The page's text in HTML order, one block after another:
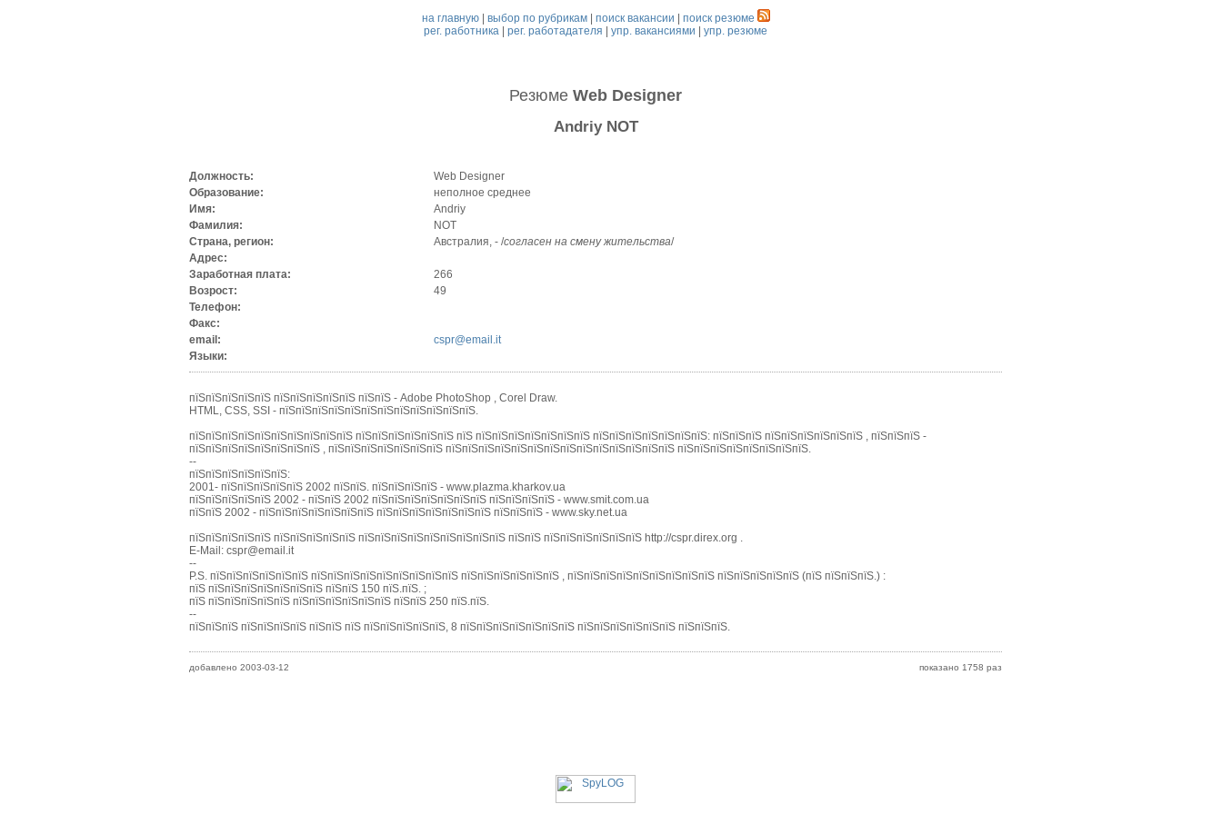
на главную| выбор по рубрикам| поиск вакансии
поиск резюме
рег. работника |рег. работадателя |упр. вакансиями |упр. резюме
РезюмеWeb Designer
Andriy NOT
Должность:
Web Designer
Образование:
неполное среднее
Имя:
Andriy
Фамилия:
NOT
Страна, регион:
Австралия, - /согласен на смену жительства/
Адрес:
Заработная плата:
266
Возрост:
49
Телефон:
Факс:
email:
cspr@email.it
Языки:
пїЅпїЅпїЅпїЅпїЅ пїЅпїЅпїЅпїЅпїЅ пїЅпїЅ - Adobe PhotoShop , Corel Draw.
HTML, CSS, SSI - пїЅпїЅпїЅпїЅпїЅпїЅпїЅпїЅпїЅпїЅпїЅпїЅ.
пїЅпїЅпїЅпїЅпїЅпїЅпїЅпїЅпїЅпїЅ пїЅпїЅпїЅпїЅпїЅпїЅ пїЅ пїЅпїЅпїЅпїЅпїЅпїЅпїЅ пїЅпїЅпїЅпїЅпїЅпїЅпїЅ: пїЅпїЅпїЅ пїЅпїЅпїЅпїЅпїЅпїЅ , пїЅпїЅпїЅ -
пїЅпїЅпїЅпїЅпїЅпїЅпїЅпїЅ , пїЅпїЅпїЅпїЅпїЅпїЅпїЅ пїЅпїЅпїЅпїЅпїЅпїЅпїЅпїЅпїЅпїЅпїЅпїЅпїЅпїЅ пїЅпїЅпїЅпїЅпїЅпїЅпїЅпїЅ.
--
пїЅпїЅпїЅпїЅпїЅпїЅ:
2001- пїЅпїЅпїЅпїЅпїЅ 2002 пїЅпїЅ. пїЅпїЅпїЅпїЅ - www.plazma.kharkov.ua
пїЅпїЅпїЅпїЅпїЅ 2002 - пїЅпїЅ 2002 пїЅпїЅпїЅпїЅпїЅпїЅпїЅ пїЅпїЅпїЅпїЅ - www.smit.com.ua
пїЅпїЅ 2002 - пїЅпїЅпїЅпїЅпїЅпїЅпїЅ пїЅпїЅпїЅпїЅпїЅпїЅпїЅ пїЅпїЅпїЅ - www.sky.net.ua
пїЅпїЅпїЅпїЅпїЅ пїЅпїЅпїЅпїЅпїЅ пїЅпїЅпїЅпїЅпїЅпїЅпїЅпїЅпїЅ пїЅпїЅ пїЅпїЅпїЅпїЅпїЅпїЅ http://cspr.direx.org .
E-Mail: cspr@email.it
--
P.S. пїЅпїЅпїЅпїЅпїЅпїЅ пїЅпїЅпїЅпїЅпїЅпїЅпїЅпїЅпїЅ пїЅпїЅпїЅпїЅпїЅпїЅ , пїЅпїЅпїЅпїЅпїЅпїЅпїЅпїЅпїЅ пїЅпїЅпїЅпїЅпїЅ (пїЅ пїЅпїЅпїЅ.) :
пїЅ пїЅпїЅпїЅпїЅпїЅпїЅпїЅ пїЅпїЅ 150 пїЅ.пїЅ. ;
пїЅ пїЅпїЅпїЅпїЅпїЅ пїЅпїЅпїЅпїЅпїЅпїЅ пїЅпїЅ 250 пїЅ.пїЅ.
--
пїЅпїЅпїЅ пїЅпїЅпїЅпїЅ пїЅпїЅ пїЅ пїЅпїЅпїЅпїЅпїЅ, 8 пїЅпїЅпїЅпїЅпїЅпїЅпїЅ пїЅпїЅпїЅпїЅпїЅпїЅ пїЅпїЅпїЅ.
добавлено 2003-03-12 показано 1758 раз